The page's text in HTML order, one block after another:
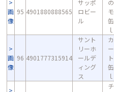
画
像
95 4901880888565
サッポ
ロビー
ル
ｌ
画
像
96 4901777315914
サント
リーホ
ールデ
ィング
ス
ｌ